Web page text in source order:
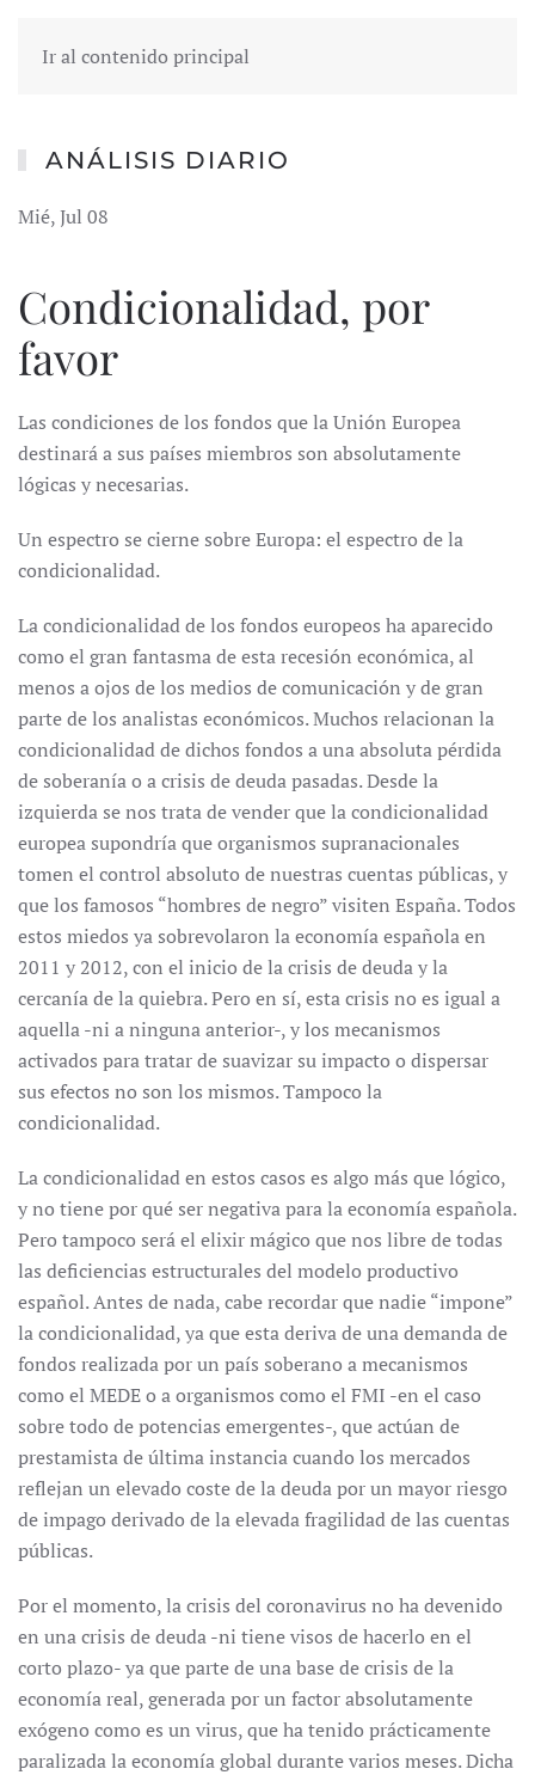
Ir al contenido principal
ANÁLISIS DIARIO
Mié, Jul 08
Condicionalidad, por
favor
Las condiciones de los fondos que la Unión Europea
destinará a sus países miembros son absolutamente
lógicas y necesarias.
Un espectro se cierne sobre Europa: el espectro de la
condicionalidad.
La condicionalidad de los fondos europeos ha aparecido
como el gran fantasma de esta recesión económica, al
menos a ojos de los medios de comunicación y de gran
parte de los analistas económicos. Muchos relacionan la
condicionalidad de dichos fondos a una absoluta pérdida
de soberanía o a crisis de deuda pasadas. Desde la
izquierda se nos trata de vender que la condicionalidad
europea supondría que organismos supranacionales
tomen el control absoluto de nuestras cuentas públicas, y
que los famosos “hombres de negro” visiten España. Todos
estos miedos ya sobrevolaron la economía española en
2011 y 2012, con el inicio de la crisis de deuda y la
cercanía de la quiebra. Pero en sí, esta crisis no es igual a
aquella -ni a ninguna anterior-, y los mecanismos
activados para tratar de suavizar su impacto o dispersar
sus efectos no son los mismos. Tampoco la
condicionalidad.
La condicionalidad en estos casos es algo más que lógico,
y no tiene por qué ser negativa para la economía española.
Pero tampoco será el elixir mágico que nos libre de todas
las deficiencias estructurales del modelo productivo
español. Antes de nada, cabe recordar que nadie “impone”
la condicionalidad, ya que esta deriva de una demanda de
fondos realizada por un país soberano a mecanismos
como el MEDE o a organismos como el FMI -en el caso
sobre todo de potencias emergentes-, que actúan de
prestamista de última instancia cuando los mercados
reflejan un elevado coste de la deuda por un mayor riesgo
de impago derivado de la elevada fragilidad de las cuentas
públicas.
Por el momento, la crisis del coronavirus no ha devenido
en una crisis de deuda -ni tiene visos de hacerlo en el
corto plazo- ya que parte de una base de crisis de la
economía real, generada por un factor absolutamente
exógeno como es un virus, que ha tenido prácticamente
paralizada la economía global durante varios meses. Dicha